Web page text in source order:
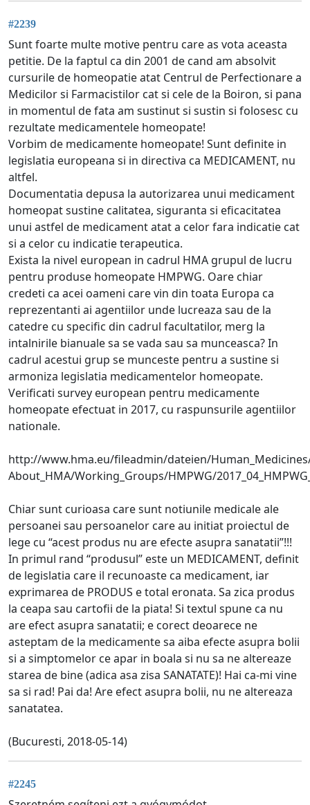
#2239
Sunt foarte multe motive pentru care as vota aceasta
petitie. De la faptul ca din 2001 de cand am absolvit
cursurile de homeopatie atat Centrul de Perfectionare a
Medicilor si Farmacistilor cat si cele de la Boiron, si pana
in momentul de fata am sustinut si sustin si folosesc cu
rezultate medicamentele homeopate!
Vorbim de medicamente homeopate! Sunt definite in
legislatia europeana si in directiva ca MEDICAMENT, nu
altfel.
Documentatia depusa la autorizarea unui medicament
homeopat sustine calitatea, siguranta si eficacitatea
unui astfel de medicament atat a celor fara indicatie cat
si a celor cu indicatie terapeutica.
Exista la nivel european in cadrul HMA grupul de lucru
pentru produse homeopate HMPWG. Oare chiar
credeti ca acei oameni care vin din toata Europa ca
reprezentanti ai agentiilor unde lucreaza sau de la
catedre cu specific din cadrul facultatilor, merg la
intalnirile bianuale sa se vada sau sa munceasca? In
cadrul acestui grup se munceste pentru a sustine si
armoniza legislatia medicamentelor homeopate.
Verificati survey european pentru medicamente
homeopate efectuat in 2017, cu raspunsurile agentiilor
nationale.
http://www.hma.eu/fileadmin/dateien/
About_HMA/Working_Groups/HMPWG/
Chiar sunt curioasa care sunt notiunile medicale ale
persoanei sau persoanelor care au initiat proiectul de
lege cu “acest produs nu are efecte asupra sanatatii”!!!
In primul rand “produsul” este un MEDICAMENT, definit
de legislatia care il recunoaste ca medicament, iar
exprimarea de PRODUS e total eronata. Sa zica produs
la ceapa sau cartofii de la piata! Si textul spune ca nu
are efect asupra sanatatii; e corect deoarece ne
asteptam de la medicamente sa aiba efecte asupra bolii
si a simptomelor ce apar in boala si nu sa ne altereaze
starea de bine (adica asa zisa SANATATE)! Hai ca-mi vine
sa si rad! Pai da! Are efect asupra bolii, nu ne altereaza
sanatatea.
(Bucuresti, 2018-05-14)
#2245